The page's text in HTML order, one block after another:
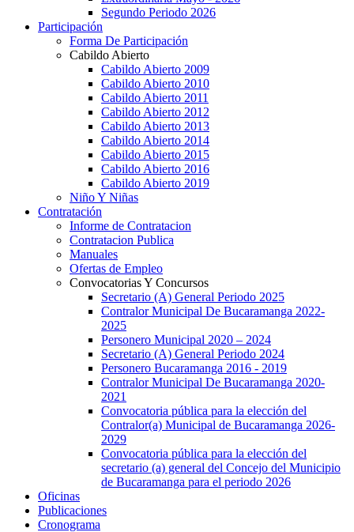
Segundo Periodo 2026
Participación
Forma De Participación
Cabildo Abierto
Cabildo Abierto 2009
Cabildo Abierto 2010
Cabildo Abierto 2011
Cabildo Abierto 2012
Cabildo Abierto 2013
Cabildo Abierto 2014
Cabildo Abierto 2015
Cabildo Abierto 2016
Cabildo Abierto 2019
Niño Y Niñas
Contratación
Informe de Contratacion
Contratacion Publica
Manuales
Ofertas de Empleo
Convocatorias Y Concursos
Secretario (A) General Periodo 2025
Contralor Municipal De Bucaramanga 2022-
2025
Personero Municipal 2020 – 2024
Secretario (A) General Periodo 2024
Personero Bucaramanga 2016 - 2019
Contralor Municipal De Bucaramanga 2020-
2021
Convocatoria pública para la elección del
Contralor(a) Municipal de Bucaramanga 2026-
2029
Convocatoria pública para la elección del
secretario (a) general del Concejo del Municipio
de Bucaramanga para el periodo 2026
Oficinas
Publicaciones
Cronograma